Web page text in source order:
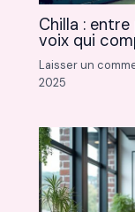
Chilla :
voix qui
Laisser un
2025